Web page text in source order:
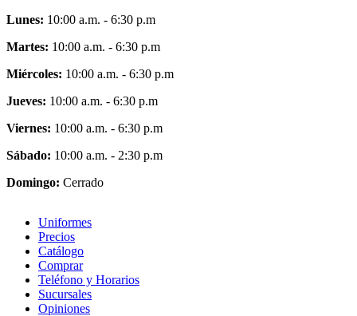
Lunes: 10:00 a.m. - 6:30 p.m
Martes: 10:00 a.m. - 6:30 p.m
Miércoles: 10:00 a.m. - 6:30 p.m
Jueves: 10:00 a.m. - 6:30 p.m
Viernes: 10:00 a.m. - 6:30 p.m
Sábado: 10:00 a.m. - 2:30 p.m
Domingo: Cerrado
Uniformes
Precios
Catálogo
Comprar
Teléfono y Horarios
Sucursales
Opiniones